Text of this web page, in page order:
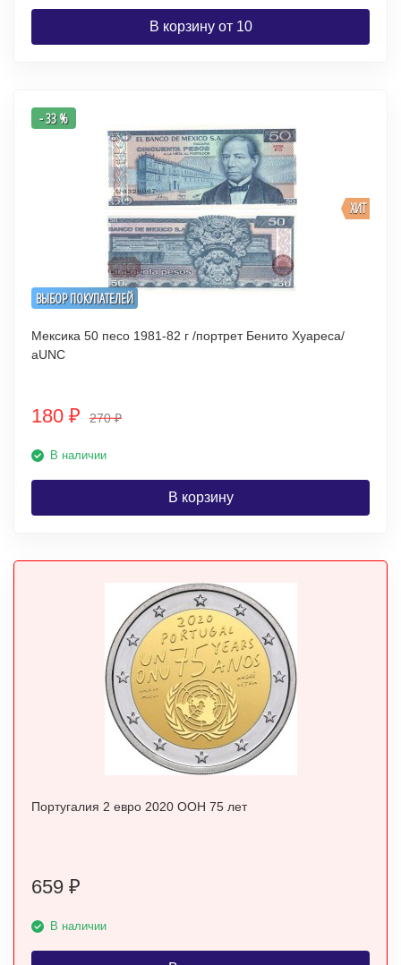
В корзину от 10
ВЫБОР ПОКУПАТЕЛЕЙ
ХИТ
- 33 %
Мексика 50 песо 1981-82 г /портрет Бенито Хуареса/
aUNC
180 ₽ 270₽
В наличии
В корзину
Португалия 2 евро 2020 ООН 75 лет
659 ₽
В наличии